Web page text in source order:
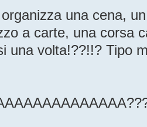
una cena,
a carte, una corsa
una volta!??!!? Tipo